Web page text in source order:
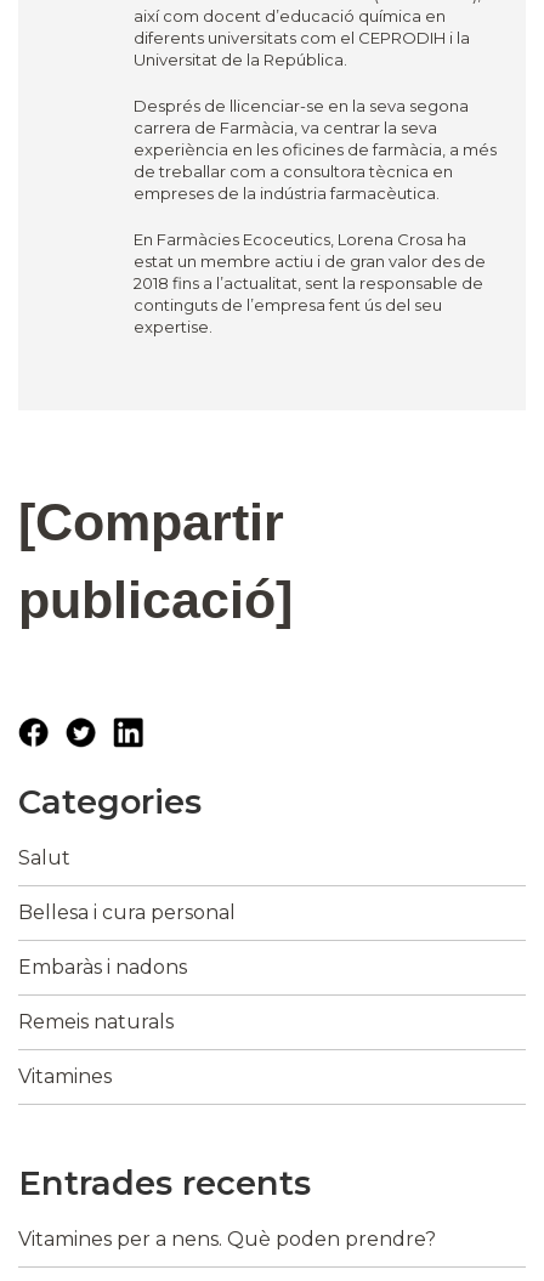
així com docent d’educació química en
diferents universitats com el CEPRODIH i la
Universitat de la República.
Després de llicenciar-se en la seva segona
carrera de Farmàcia, va centrar la seva
experiència en les oficines de farmàcia, a més
de treballar com a consultora tècnica en
empreses de la indústria farmacèutica.
En Farmàcies Ecoceutics, Lorena Crosa ha
estat un membre actiu i de gran valor des de
2018 fins a l’actualitat, sent la responsable de
continguts de l’empresa fent ús del seu
expertise.
[Compartir
publicació]
Categories
Salut
Bellesa i cura personal
Embaràs i nadons
Remeis naturals
Vitamines
Entrades recents
Vitamines per a nens. Què poden prendre?